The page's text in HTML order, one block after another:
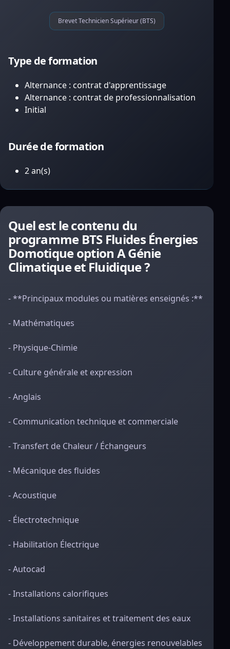
Brevet Technicien Supérieur (BTS)
Type de formation
Alternance : contrat d'apprentissage
Alternance : contrat de professionnalisation
Initial
Durée de formation
2 an(s)
Quel est le contenu du
programme BTS Fluides Énergies
Domotique option A Génie
Climatique et Fluidique ?
- **Principaux modules ou matières enseignés :**
- Mathématiques
- Physique-Chimie
- Culture générale et expression
- Anglais
- Communication technique et commerciale
- Transfert de Chaleur / Échangeurs
- Mécanique des fluides
- Acoustique
- Électrotechnique
- Habilitation Électrique
- Autocad
- Installations calorifiques
- Installations sanitaires et traitement des eaux
- Développement durable, énergies renouvelables